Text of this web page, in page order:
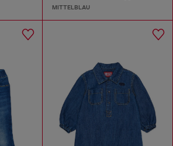
MITTELBLAU